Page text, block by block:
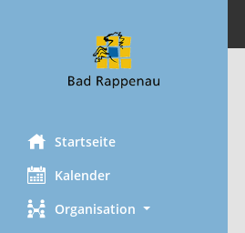
Startseite
Kalender
Organisation